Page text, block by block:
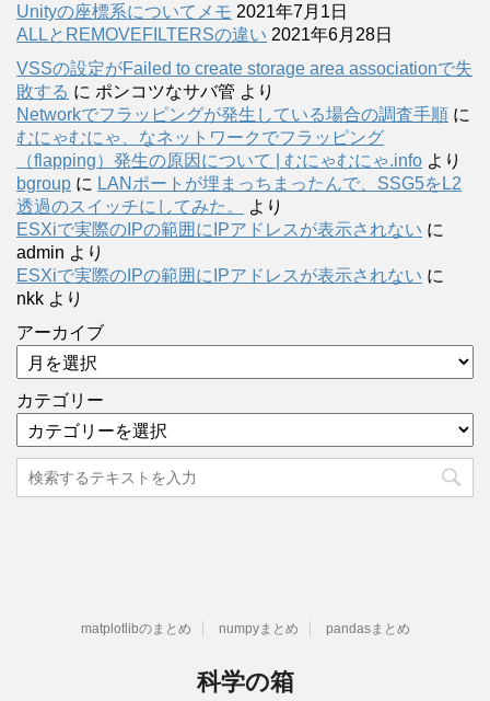
Unityの座標系についてメモ 2021年7月1日
ALLとREMOVEFILTERSの違い 2021年6月28日
VSSの設定がFailed to create storage area associationで失
敗する に ポンコツなサバ管 より
Networkでフラッピングが発生している場合の調査手順 に
むにゃむにゃ、なネットワークでフラッピング
（flapping）発生の原因について | むにゃむにゃ.info より
bgroup に LANポートが埋まっちまったんで、SSG5をL2
透過のスイッチにしてみた。
より
ESXiで実際のIPの範囲にIPアドレスが表示されない に
admin より
ESXiで実際のIPの範囲にIPアドレスが表示されない に
nkk より
アーカイブ
カテゴリー
matplotlibのまとめ numpyまとめ pandasまとめ
科学の箱